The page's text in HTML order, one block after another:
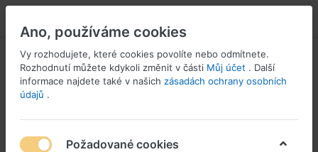
Ano, používáme cookies
Vy rozhodujete, které cookies povolíte nebo odmítnete.
Rozhodnutí můžete kdykoli změnit v části Můj účet . Další
informace najdete také v našich zásadách ochrany osobních
údajů .
Požadované cookies